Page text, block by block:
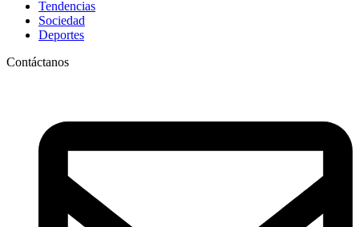
Tendencias
Sociedad
Deportes
Contáctanos